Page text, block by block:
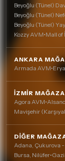
Beyoğlu (Tünel)
Beyoğlu (Tünel)
Beyoğlu (Tünel)
Kozzy AVM•Mall of
ANKARA
Armada AVM•
İZMIR
Agora AVM•
Mavişehir
DIĞER
Adana, Çukurova
Bursa, Nilüfer•